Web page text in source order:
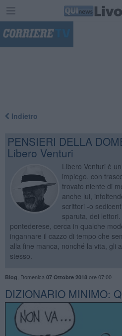
Indietro
PENSIERI DELLA
Libero Venturi
Libero Venturi è
impiego, con
trovato niente di
anche lui,
scrittori -o
sparuta, dei
pontederese, cerca in qualche
ingannare il cazzo di tempo che
alla fine manca, nonché la vita, gli
stesso.
Blog Domenica 07 Ottobre 2018ore 07:00
DIZIONARIO MINIMO: